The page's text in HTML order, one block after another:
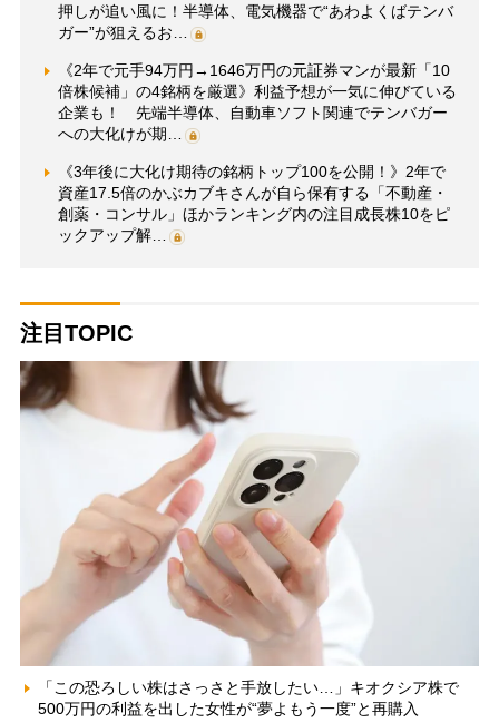
押しが追い風に！半導体、電気機器で“あわよくばテンバ
ガー”が狙えるお…
《2年で元手94万円→1646万円の元証券マンが最新「10
倍株候補」の4銘柄を厳選》利益予想が一気に伸びている
企業も！ 先端半導体、自動車ソフト関連でテンバガー
への大化けが期…
《3年後に大化け期待の銘柄トップ100を公開！》2年で
資産17.5倍のかぶカブキさんが自ら保有する「不動産・
創薬・コンサル」ほかランキング内の注目成長株10をピ
ックアップ解…
注目TOPIC
「この恐ろしい株はさっさと手放したい…」キオクシア株で
500万円の利益を出した女性が“夢よもう一度”と再購入